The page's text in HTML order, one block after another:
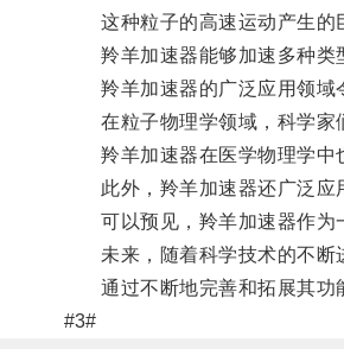
这种粒子的高速运动产生的巨
羚羊加速器能够加速多种类型
羚羊加速器的广泛应用领域
在粒子物理学领域，科学家们
羚羊加速器在医学物理学中也
此外，羚羊加速器还广泛应用
可以预见，羚羊加速器作为
未来，随着科学技术的不断进
通过不断地完善和拓展其功能
#3#